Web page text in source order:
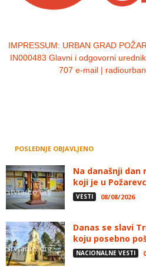
IMPRESSUM: URBAN GRAD
IN000483 Glavni i odgovorni
707 e-mail |
POSLEDNJE OBJAVLJENO
Na današnji dan
koji je u
VESTI 08/08/2026
Danas se slavi
koju posebno
NACIONALNE VESTI